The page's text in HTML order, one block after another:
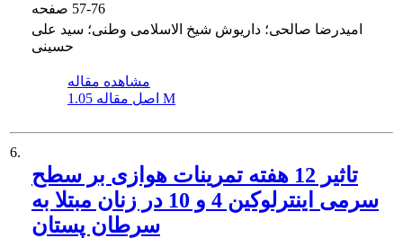
57-76
امیدرضا صالحی؛ داریوش شیخ الاسلامی وطنی؛ سید علی
حسینی
مشاهده مقاله
اصل مقاله 1.05 M
6.
تاثیر 12 هفته تمرینات هوازی بر سطح
سرمی اینترلوکین 4 و 10 در زنان مبتلا به
سرطان پستان